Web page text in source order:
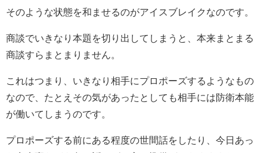
そのような状態を和ませるのがアイスブレイクなのです。
商談でいきなり本題を切り出してしまうと、本来まとまる
商談すらまとまりません。
これはつまり、いきなり相手にプロポーズするようなもの
なので、たとえその気があったとしても相手には防衛本能
が働いてしまうのです。
プロポーズする前にある程度の世間話をしたり、今日あっ